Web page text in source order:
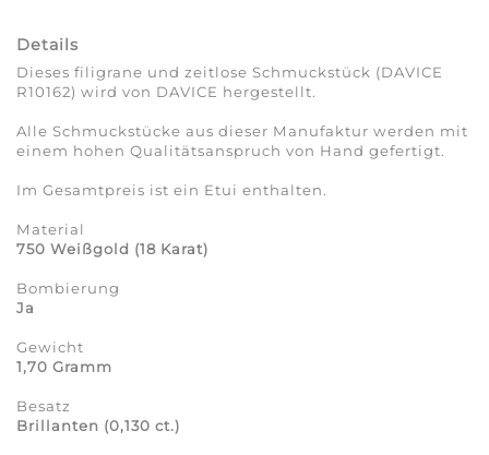
Details
Dieses filigrane und zeitlose Schmuckstück (DAVICE
R10162) wird von DAVICE hergestellt.
Alle Schmuckstücke aus dieser Manufaktur werden mit
einem hohen Qualitätsanspruch von Hand gefertigt.
Im Gesamtpreis ist ein Etui enthalten.
Material
750 Weißgold (18 Karat)
Bombierung
Ja
Gewicht
1,70 Gramm
Besatz
Brillanten (0,130 ct.)